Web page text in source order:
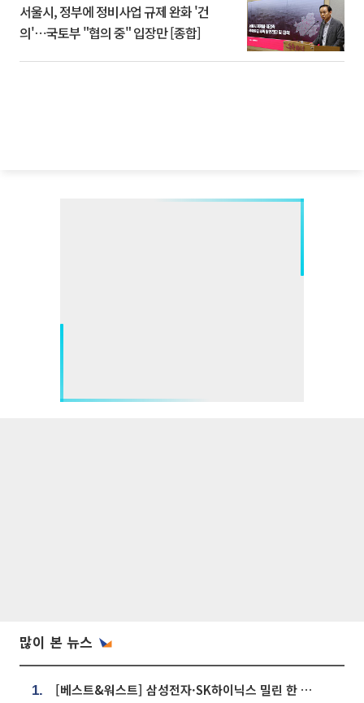
서울시, 정부에 정비사업 규제 완화 '건
의'⋯국토부 "협의 중" 입장만 [종합]
많이 본 뉴스
1. [베스트&워스트] 삼성전자·SK하이닉스 밀린 한 주…상상인증권은 85% 급등